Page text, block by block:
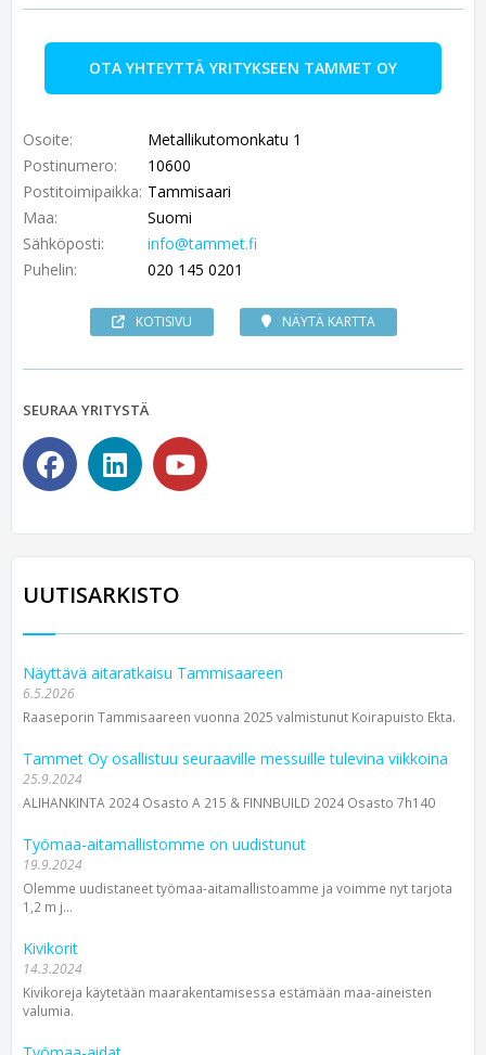
OTA YHTEYTTÄ YRITYKSEEN TAMMET OY
Osoite:
Metallikutomonkatu 1
Postinumero:
10600
Postitoimipaikka: Tammisaari
Maa:
Suomi
Sähköposti:
info@tammet.fi
Puhelin:
020 145 0201
KOTISIVU NÄYTÄ KARTTA
SEURAA YRITYSTÄ
UUTISARKISTO
Näyttävä aitaratkaisu Tammisaareen
6.5.2026
Raaseporin Tammisaareen vuonna 2025 valmistunut Koirapuisto Ekta.
Tammet Oy osallistuu seuraaville messuille tulevina viikkoina
25.9.2024
ALIHANKINTA 2024 Osasto A 215 & FINNBUILD 2024 Osasto 7h140
Työmaa-aitamallistomme on uudistunut
19.9.2024
Olemme uudistaneet työmaa-aita­mallistoamme ja voimme nyt tarjota
1,2 m j...
Kivikorit
14.3.2024
Kivikoreja käytetään maarakentamisessa estämään maa-aineisten
valumia.